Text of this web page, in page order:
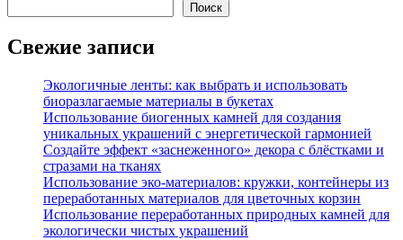
Поиск
Свежие записи
Экологичные ленты: как выбрать и использовать
биоразлагаемые материалы в букетах
Использование биогенных камней для создания
уникальных украшений с энергетической гармонией
Создайте эффект «заснеженного» декора с блёстками и
стразами на тканях
Использование эко-материалов: кружки, контейнеры из
переработанных материалов для цветочных корзин
Использование переработанных природных камней для
экологически чистых украшений